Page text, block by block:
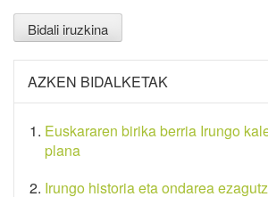
AZKEN BIDALKETAK
Euskararen birika berria Irungo
plana
Irungo historia eta ondarea